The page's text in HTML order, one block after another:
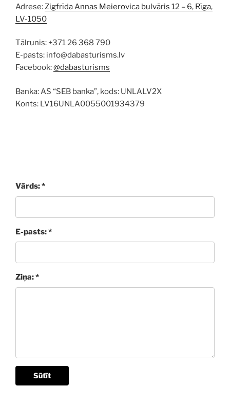
Adrese:Zigfrīda Annas Meierovica bulvāris 12 – 6, Rīga,
LV-1050
Tālrunis: +371 26 368 790
E-pasts: info@dabasturisms.lv
Facebook:@dabasturisms
Banka: AS “SEB banka”, kods: UNLALV2X
Konts: LV16UNLA0055001934379
Vārds: *
E-pasts: *
Ziņa: *
Sūtīt